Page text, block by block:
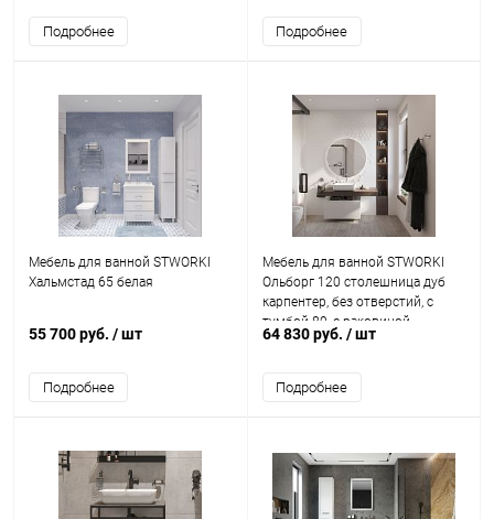
Подробнее Подробнее
Мебель для ванной STWORKI
Хальмстад 65 белая
55 700 руб. / шт
Подробнее
Мебель для ванной STWORKI
Ольборг 120 столешница дуб
карпентер, без отверстий, с
тумбой 80, с раковиной
STWORKI Soul 1 белой
64 830 руб. / шт
Подробнее